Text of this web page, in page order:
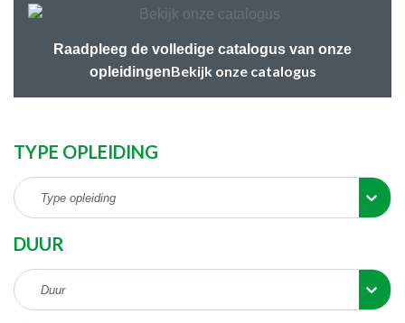
Raadpleeg de volledige catalogus van onze
opleidingenBekijk onze catalogus
TYPE OPLEIDING
Type opleiding
DUUR
Duur